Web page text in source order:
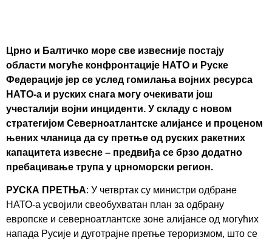
Црно и Балтичко море све извесније постају
области могуће конфронтације НАТО и Руске
Федерације јер се услед гомилања војних ресурса
НАТО-а и руских снага могу очекивати још
учесталији војни инциденти. У складу с новом
стратегијом Северноатлантске алијансе и проценом
њених чланица да су претње од руских ракетних
капацитета извесне – предвиђа се брзо додатно
пребацивање трупа у црноморски регион.
РУСКА ПРЕТЊА: У четвртак су министри одбране
НАТО-а усвојили свеобухватан план за одбрану
европске и северноатлантске зоне алијансе од могућих
напада Русије и дуготрајне претње тероризмом, што се